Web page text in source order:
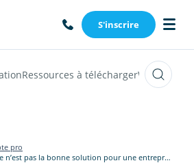
S'inscrire
Ressources à téléchargerWebinars
pro
Le découvert bancaire n’est pas la bonne solution pour une entreprise